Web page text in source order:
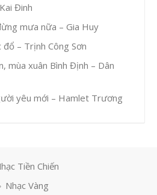
Đinh
mưa nữa – Gia Huy
– Trịnh Công Sơn
mùa xuân Bình Định – Dân
yêu mới – Hamlet Trương
Tiền Chiến
Nhạc Vàng